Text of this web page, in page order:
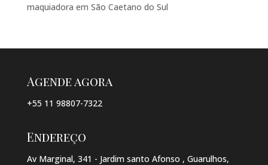
maquiadora em São Caetano do Sul
Agende agora
+55 11 98807-7322
Endereço
Av Marginal, 341 - Jardim santo Afonso , Guarulhos,